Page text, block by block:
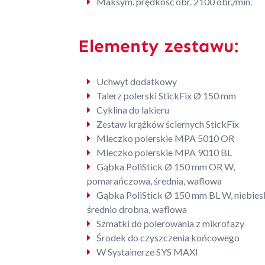
Elementy zestawu:
Uchwyt dodatkowy
Talerz polerski StickFix Ø 150 mm
Cyklina do lakieru
Zestaw krążków ściernych StickFix
Mleczko polerskie MPA 5010 OR
Mleczko polerskie MPA 9010 BL
Gąbka PoliStick Ø 150 mm OR W,
pomarańczowa, średnia, waflowa
Gąbka PoliStick Ø 150 mm BL W,
średnio drobna, waflowa
Szmatki do polerowania z mikrofazy
Środek do czyszczenia końcowego
W Systainerze SYS MAXI